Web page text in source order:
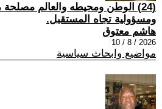
(24) الوطن ومحيطه والعالم
ومسؤولية تجاه المستقبل.
هاشم معتوق
2026 / 8 / 10
مواضيع وابحاث سياسية